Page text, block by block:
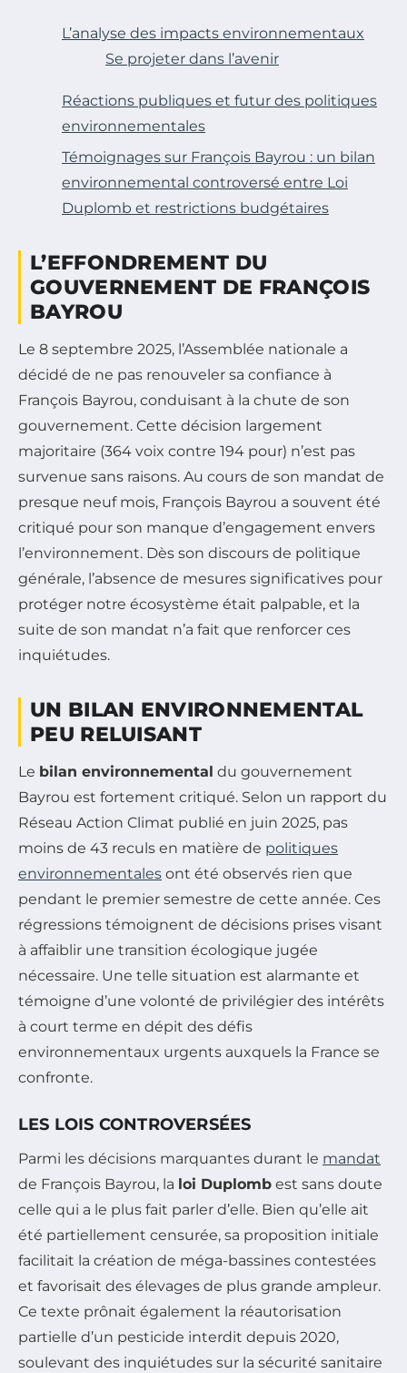
L’analyse des impacts environnementaux
Se projeter dans l’avenir
Réactions publiques et futur des politiques
environnementales
Témoignages sur François Bayrou : un bilan
environnemental controversé entre Loi
Duplomb et restrictions budgétaires
L’EFFONDREMENT DU
GOUVERNEMENT DE FRANÇOIS
BAYROU
Le 8 septembre 2025, l’Assemblée nationale a
décidé de ne pas renouveler sa confiance à
François Bayrou, conduisant à la chute de son
gouvernement. Cette décision largement
majoritaire (364 voix contre 194 pour) n’est pas
survenue sans raisons. Au cours de son mandat de
presque neuf mois, François Bayrou a souvent été
critiqué pour son manque d’engagement envers
l’environnement. Dès son discours de politique
générale, l’absence de mesures significatives pour
protéger notre écosystème était palpable, et la
suite de son mandat n’a fait que renforcer ces
inquiétudes.
UN BILAN ENVIRONNEMENTAL
PEU RELUISANT
Le bilan environnemental du gouvernement
Bayrou est fortement critiqué. Selon un rapport du
Réseau Action Climat publié en juin 2025, pas
moins de 43 reculs en matière de politiques
environnementales ont été observés rien que
pendant le premier semestre de cette année. Ces
régressions témoignent de décisions prises visant
à affaiblir une transition écologique jugée
nécessaire. Une telle situation est alarmante et
témoigne d’une volonté de privilégier des intérêts
à court terme en dépit des défis
environnementaux urgents auxquels la France se
confronte.
LES LOIS CONTROVERSÉES
Parmi les décisions marquantes durant le mandat
de François Bayrou, la loi Duplomb est sans doute
celle qui a le plus fait parler d’elle. Bien qu’elle ait
été partiellement censurée, sa proposition initiale
facilitait la création de méga-bassines contestées
et favorisait des élevages de plus grande ampleur.
Ce texte prônait également la réautorisation
partielle d’un pesticide interdit depuis 2020,
soulevant des inquiétudes sur la sécurité sanitaire